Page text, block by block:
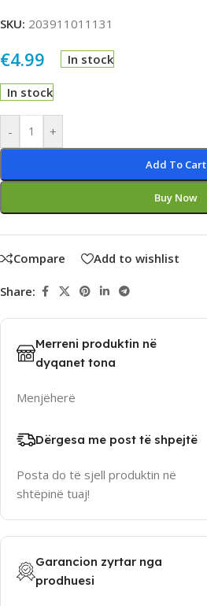
SKU: 203911011131
€4.99 In stock
In stock
- +
Add To Cart
Buy Now
Alternative:
Compare Add to wishlist
Share:
Merreni produktin në
dyqanet tona
Menjëherë
Dërgesa me post të shpejtë
Posta do të sjell produktin në
shtëpinë tuaj!
Garancion zyrtar nga
prodhuesi